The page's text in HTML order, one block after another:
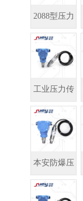
2088型压力
传感器
工业压力传
感器
本安防爆压
力传感器